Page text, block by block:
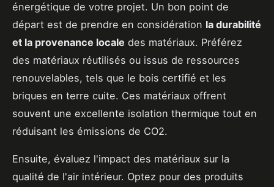
énergétique de votre projet. Un bon point de
départ est de prendre en considération la durabilité
et la provenance locale des matériaux. Préférez
des matériaux réutilisés ou issus de ressources
renouvelables, tels que le bois certifié et les
briques en terre cuite. Ces matériaux offrent
souvent une excellente isolation thermique tout en
réduisant les émissions de CO2.
Ensuite, évaluez l'impact des matériaux sur la
qualité de l'air intérieur. Optez pour des produits